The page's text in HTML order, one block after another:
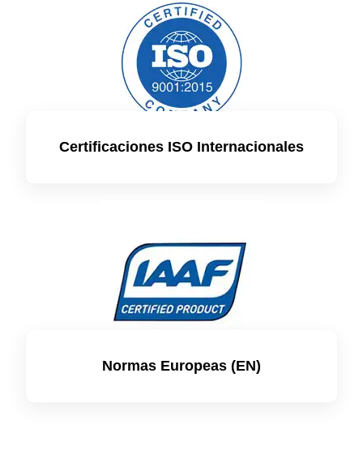
Certificaciones ISO Internacionales
Normas Europeas (EN)